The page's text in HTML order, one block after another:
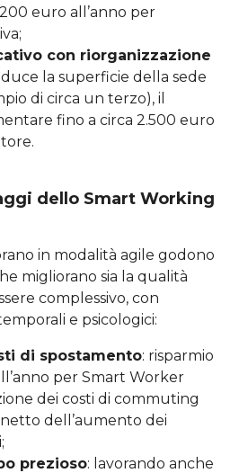
euro all’anno per
con riorganizzazione
la superficie della sede
di circa un terzo), il
fino a circa 2.500 euro
dello Smart Working
in modalità agile godono
migliorano sia la qualità
complessivo, con
e psicologici:
di spostamento: risparmio
per Smart Worker
dei costi di commuting
dell’aumento dei
prezioso: lavorando anche